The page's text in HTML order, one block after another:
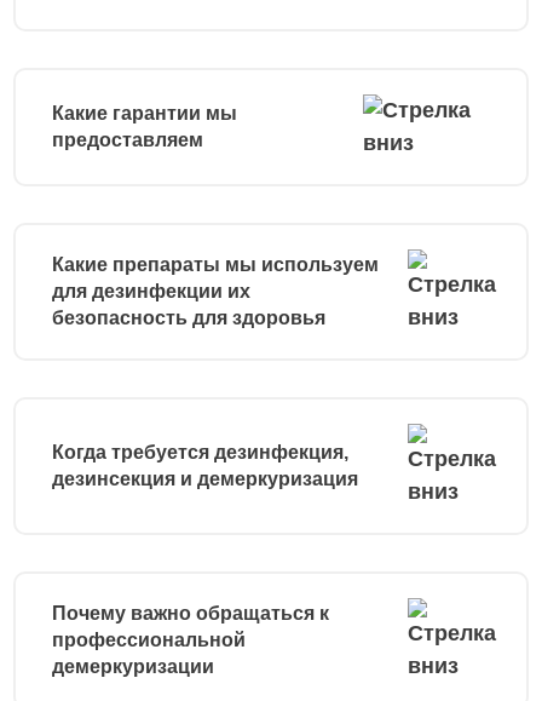
Какие гарантии мы
предоставляем
Какие препараты мы используем
для дезинфекции их
безопасность для здоровья
Когда требуется дезинфекция,
дезинсекция и демеркуризация
Почему важно обращаться к
профессиональной
демеркуризации